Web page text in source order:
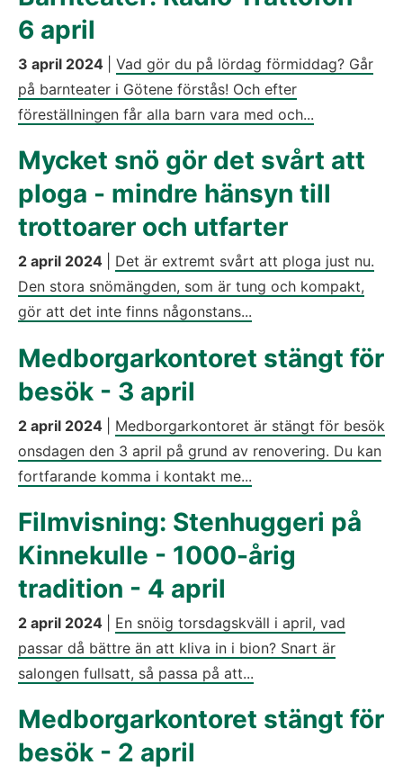
6 april
3 april 2024
Vad gör du på lördag förmiddag? Går
på barnteater i Götene förstås! Och efter
föreställningen får alla barn vara med och...
Mycket snö gör det svårt att
ploga - mindre hänsyn till
trottoarer och utfarter
2 april 2024
Det är extremt svårt att ploga just nu.
Den stora snömängden, som är tung och kompakt,
gör att det inte finns någonstans...
Medborgarkontoret stängt för
besök - 3 april
2 april 2024
Medborgarkontoret är stängt för besök
onsdagen den 3 april på grund av renovering. Du kan
fortfarande komma i kontakt me...
Filmvisning: Stenhuggeri på
Kinnekulle - 1000-årig
tradition - 4 april
2 april 2024
En snöig torsdagskväll i april, vad
passar då bättre än att kliva in i bion? Snart är
salongen fullsatt, så passa på att...
Medborgarkontoret stängt för
besök - 2 april